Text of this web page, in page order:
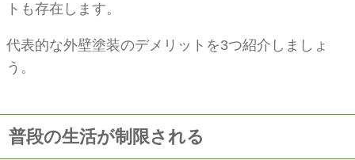
トも存在します。
代表的な外壁塗装のデメリットを3つ紹介しましょ
う。
普段の生活が制限される